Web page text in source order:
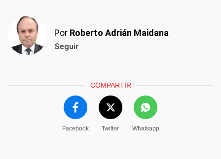
Por Roberto Adrián Maidana
Seguir
COMPARTIR
Facebook Twitter Whatsapp